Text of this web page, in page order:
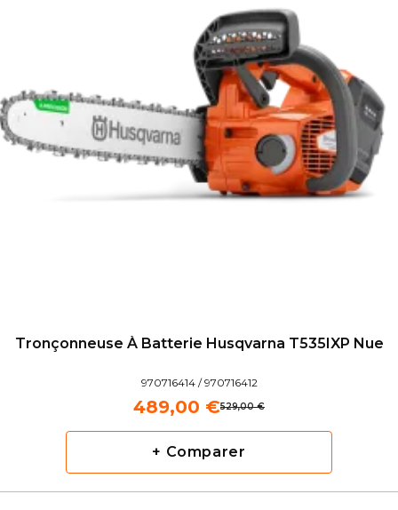
Tronçonneuse À Batterie Husqvarna T535IXP Nue
970716414 / 970716412
529,00 €
489,00 €
+ Comparer